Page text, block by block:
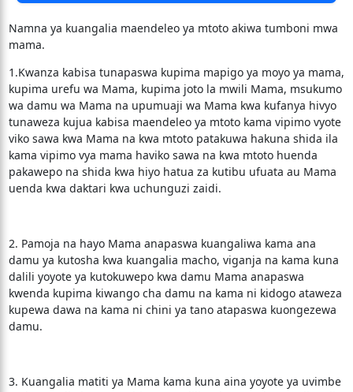
Namna ya kuangalia maendeleo ya mtoto akiwa tumboni mwa
mama.
1.Kwanza kabisa tunapaswa kupima mapigo ya moyo ya mama,
kupima urefu wa Mama, kupima joto la mwili Mama, msukumo
wa damu wa Mama na upumuaji wa Mama kwa kufanya hivyo
tunaweza kujua kabisa maendeleo ya mtoto kama vipimo vyote
viko sawa kwa Mama na kwa mtoto patakuwa hakuna shida ila
kama vipimo vya mama haviko sawa na kwa mtoto huenda
pakawepo na shida kwa hiyo hatua za kutibu ufuata au Mama
uenda kwa daktari kwa uchunguzi zaidi.
2. Pamoja na hayo Mama anapaswa kuangaliwa kama ana
damu ya kutosha kwa kuangalia macho, viganja na kama kuna
dalili yoyote ya kutokuwepo kwa damu Mama anapaswa
kwenda kupima kiwango cha damu na kama ni kidogo ataweza
kupewa dawa na kama ni chini ya tano atapaswa kuongezewa
damu.
3. Kuangalia matiti ya Mama kama kuna aina yoyote ya uvimbe